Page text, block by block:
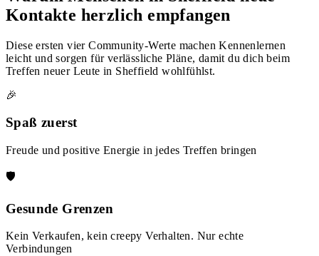
Kontakte herzlich empfangen
Diese ersten vier Community-Werte machen Kennenlernen
leicht und sorgen für verlässliche Pläne, damit du dich beim
Treffen neuer Leute in Sheffield wohlfühlst.
🎉
Spaß zuerst
Freude und positive Energie in jedes Treffen bringen
🛡️
Gesunde Grenzen
Kein Verkaufen, kein creepy Verhalten. Nur echte
Verbindungen